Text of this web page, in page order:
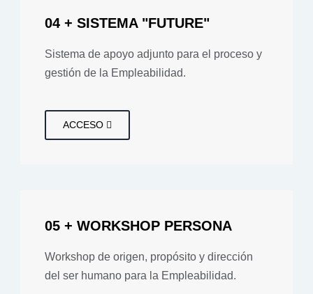
04 + SISTEMA "FUTURE"
Sistema de apoyo adjunto para el proceso y
gestión de la Empleabilidad.
ACCESO
05 + WORKSHOP PERSONA
Workshop de origen, propósito y dirección
del ser humano para la Empleabilidad.